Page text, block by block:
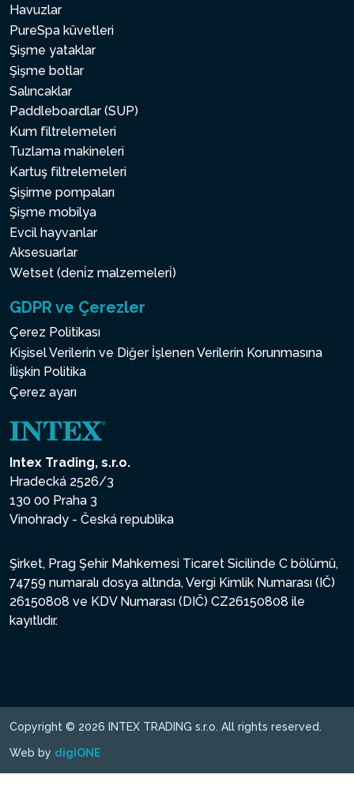
Havuzlar
PureSpa küvetleri
Şişme yataklar
Şişme botlar
Salıncaklar
Paddleboardlar (SUP)
Kum filtrelemeleri
Tuzlama makineleri
Kartuş filtrelemeleri
Şişirme pompaları
Şişme mobilya
Evcil hayvanlar
Aksesuarlar
Wetset (deni̇z malzemeleri̇)
GDPR ve Çerezler
Çerez Politikası
Kişisel Verilerin ve Diğer İşlenen Verilerin Korunmasına
İlişkin Politika
Çerez ayarı
Intex Trading, s.r.o.
Hradecká 2526/3
130 00 Praha 3
Vinohrady - Česká republika
Şirket, Prag Şehir Mahkemesi Ticaret Sicilinde C bölümü,
74759 numaralı dosya altında, Vergi Kimlik Numarası (IČ)
26150808 ve KDV Numarası (DIČ) CZ26150808 ile
kayıtlıdır.
Copyright © 2026 INTEX TRADING s.r.o. All rights reserved.
Web by digiONE